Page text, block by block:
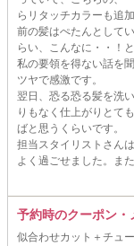
らリタッチカラーも追
前の髪はぺたんとして
らい、こんなに・・！
私の要領を得ない話を
ツヤで感激です。
翌日、恐る恐る髪を洗
りもなく仕上がりとて
ばと思うくらいです。
担当スタイリストさん
よく過ごせました。ま
予約時のクーポン・
似合わせカット＋チュ